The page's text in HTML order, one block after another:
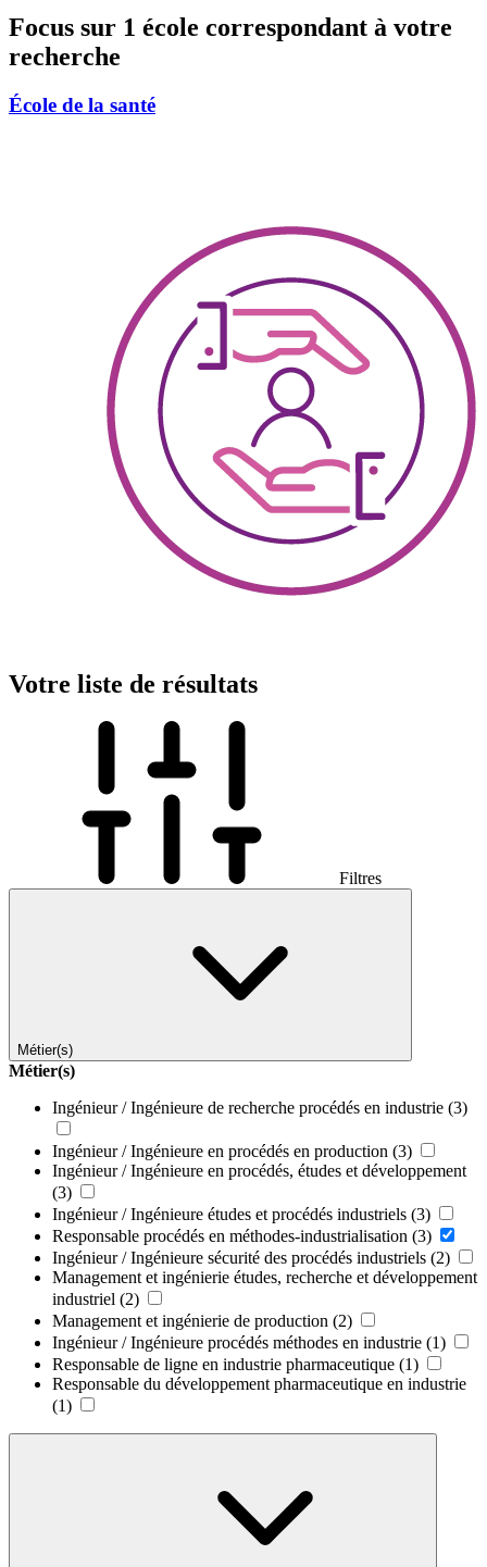
Focus sur 1 école correspondant à votre
recherche
École de la santé
Votre liste de résultats
Filtres
Métier(s)
Métier(s)
Ingénieur / Ingénieure de recherche procédés en industrie (3)
Ingénieur / Ingénieure en procédés en production (3)
Ingénieur / Ingénieure en procédés, études et développement
(3)
Ingénieur / Ingénieure études et procédés industriels (3)
Responsable procédés en méthodes-industrialisation (3)
Ingénieur / Ingénieure sécurité des procédés industriels (2)
Management et ingénierie études, recherche et développement
industriel (2)
Management et ingénierie de production (2)
Ingénieur / Ingénieure procédés méthodes en industrie (1)
Responsable de ligne en industrie pharmaceutique (1)
Responsable du développement pharmaceutique en industrie
(1)